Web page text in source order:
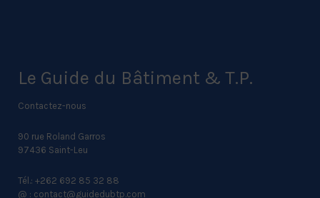
Le Guide du Bâtiment & T.P.
Contactez-nous
90 rue Roland Garros
97436 Saint-Leu
Tél.: +262 692 85 32 88
@ : contact@guidedubtp.com